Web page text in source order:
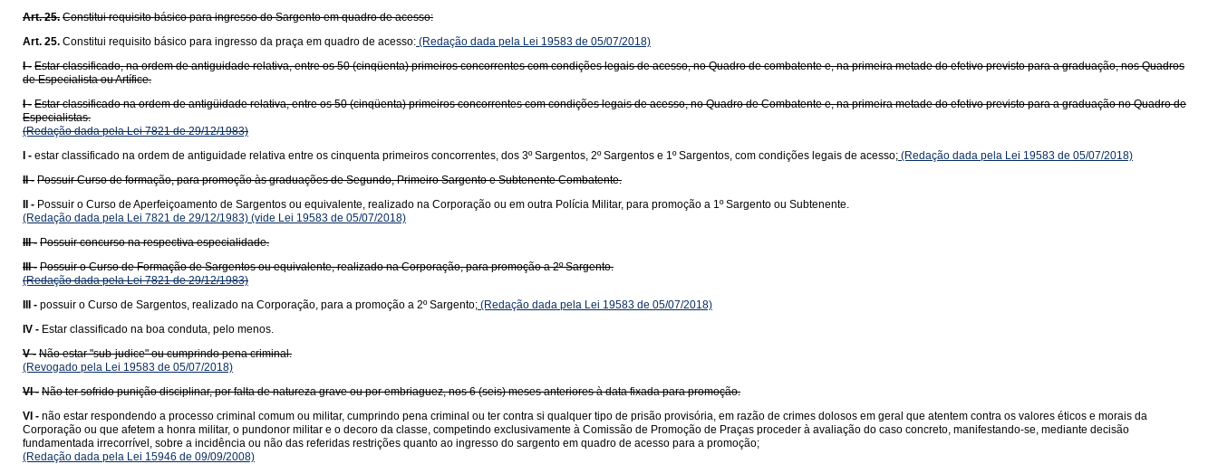
Art. 25. Constitui requisito básico para ingresso do Sargento em quadro de acesso:
Art. 25. Constitui requisito básico para ingresso da praça em quadro de acesso: (Redação dada pela Lei 19583 de 05/07/2018)
I - Estar classificado, na ordem de antiguidade relativa, entre os 50 (cinqüenta) primeiros concorrentes com condições legais de acesso, no Quadro de combatente e, na primeira metade do efetivo previsto para a graduação, nos Quadros
de Especialista ou Artífice.
I - Estar classificado na ordem de antigüidade relativa, entre os 50 (cinqüenta) primeiros concorrentes com condições legais de acesso, no Quadro de Combatente e, na primeira metade do efetivo previsto para a graduação no Quadro de
Especialistas.
(Redação dada pela Lei 7821 de 29/12/1983)
I - estar classificado na ordem de antiguidade relativa entre os cinquenta primeiros concorrentes, dos 3º Sargentos, 2º Sargentos e 1º Sargentos, com condições legais de acesso; (Redação dada pela Lei 19583 de 05/07/2018)
II - Possuir Curso de formação, para promoção às graduações de Segundo, Primeiro Sargento e Subtenente Combatente.
II - Possuir o Curso de Aperfeiçoamento de Sargentos ou equivalente, realizado na Corporação ou em outra Polícia Militar, para promoção a 1º Sargento ou Subtenente.
(Redação dada pela Lei 7821 de 29/12/1983) (vide Lei 19583 de 05/07/2018)
III - Possuir concurso na respectiva especialidade.
III - Possuir o Curso de Formação de Sargentos ou equivalente, realizado na Corporação, para promoção a 2º Sargento.
(Redação dada pela Lei 7821 de 29/12/1983)
III - possuir o Curso de Sargentos, realizado na Corporação, para a promoção a 2º Sargento; (Redação dada pela Lei 19583 de 05/07/2018)
IV - Estar classificado na boa conduta, pelo menos.
V - Não estar "sub-judice" ou cumprindo pena criminal.
(Revogado pela Lei 19583 de 05/07/2018)
VI - Não ter sofrido punição disciplinar, por falta de natureza grave ou por embriaguez, nos 6 (seis) meses anteriores à data fixada para promoção.
VI - não estar respondendo a processo criminal comum ou militar, cumprindo pena criminal ou ter contra si qualquer tipo de prisão provisória, em razão de crimes dolosos em geral que atentem contra os valores éticos e morais da
Corporação ou que afetem a honra militar, o pundonor militar e o decoro da classe, competindo exclusivamente à Comissão de Promoção de Praças proceder à avaliação do caso concreto, manifestando-se, mediante decisão
fundamentada irrecorrível, sobre a incidência ou não das referidas restrições quanto ao ingresso do sargento em quadro de acesso para a promoção;
(Redação dada pela Lei 15946 de 09/09/2008)